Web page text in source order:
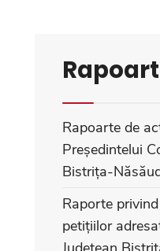
Rapoarte de
Președintelui
Bistrița-
Raporte
petițiilor